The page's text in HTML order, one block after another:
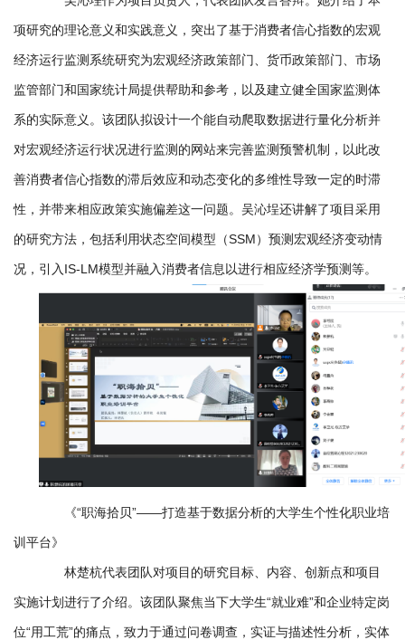
项研究的理论意义和实践意义，突出了基于消费者信心指数的宏观
经济运行监测系统研究为宏观经济政策部门、货币政策部门、市场
监管部门和国家统计局提供帮助和参考，以及建立健全国家监测体
系的实际意义。该团队拟设计一个能自动爬取数据进行量化分析并
对宏观经济运行状况进行监测的网站来完善监测预警机制，以此改
善消费者信心指数的滞后效应和动态变化的多维性导致一定的时滞
性，并带来相应政策实施偏差这一问题。吴沁埕还讲解了项目采用
的研究方法，包括利用状态空间模型（SSM）预测宏观经济变动情
况，引入IS-LM模型并融入消费者信息以进行相应经济学预测等。
《“职海拾贝”——打造基于数据分析的大学生个性化职业培
训平台》
林楚杭代表团队对项目的研究目标、内容、创新点和项目
实施计划进行了介绍。该团队聚焦当下大学生“就业难”和企业特定岗
位“用工荒”的痛点，致力于通过问卷调查，实证与描述性分析，实体